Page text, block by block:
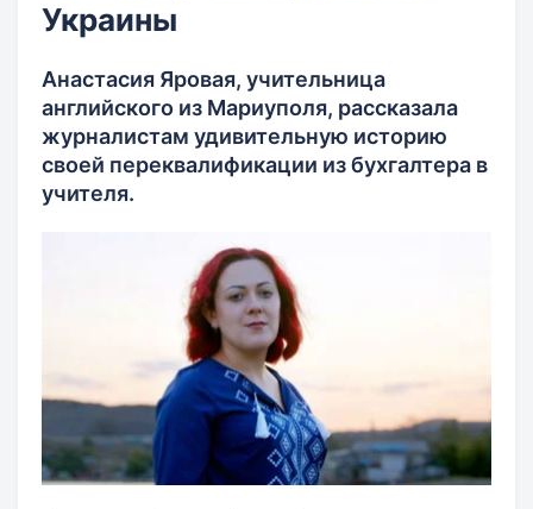
Украины
Анастасия Яровая, учительница
английского из Мариуполя, рассказала
журналистам удивительную историю
своей переквалификации из бухгалтера в
учителя.